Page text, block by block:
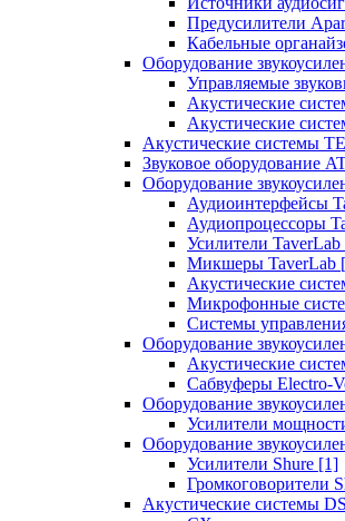
Предусилители
Кабельные
Оборудование
Управляемые
Акустические
Акустические
Акустические системы
Звуковое оборудование
Оборудование
Аудиоинтерфейсы
Аудиопроцессоры
Усилители TaverLab
Микшеры TaverLab
Акустические
Микрофонные
Системы
Оборудование
Акустические
Сабвуферы Electro-
Оборудование
Усилители
Оборудование
Усилители Shure [1]
Громкоговорители
Акустические системы